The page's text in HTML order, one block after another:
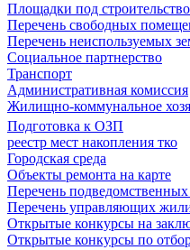
Площадки под строительство
Перечень свободных
Перечень неиспользуемых
Социальное партнерство
Транспорт
Административная комиссия
Жилищно-коммунальное
Подготовка к ОЗП
реестр мест накопления тко
Городская среда
Объекты ремонта на карте
Перечень
Перечень управляющих
Открытые конкурсы на
Открытые конкурсы по